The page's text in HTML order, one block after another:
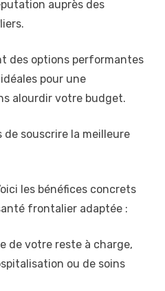
auprès des
des options performantes
pour une
alourdir votre budget.
souscrire la meilleure
les bénéfices concrets
frontalier adaptée :
de votre reste à charge,
ou de soins